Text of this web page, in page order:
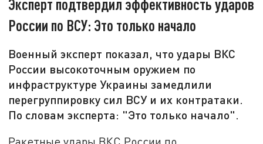
Эксперт подтвердил эффективность ударов
России по ВСУ: Это только начало
Военный эксперт показал, что удары ВКС
России высокоточным оружием по
инфраструктуре Украины замедлили
перегруппировку сил ВСУ и их контратаки.
По словам эксперта: "Это только начало".
Ракетные удары ВКС России по